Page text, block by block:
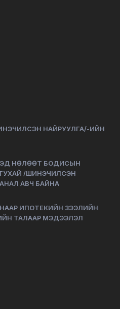
НАЙРУУЛГА/-ИЙН
НӨЛӨӨТ БОДИСЫН
/ШИНЭЧИЛСЭН
АВЧ БАЙНА
ИПОТЕКИЙН ЗЭЭЛИЙН
ТАЛААР МЭДЭЭЛЭЛ